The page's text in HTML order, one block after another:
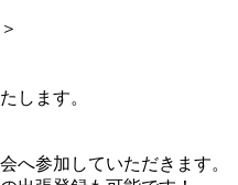
します。
へ参加していただきます。